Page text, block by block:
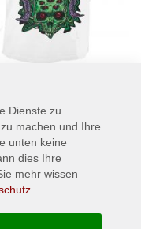
€
M XL
Dienste zu
machen und Ihre
unten keine
dies Ihre
mehr wissen